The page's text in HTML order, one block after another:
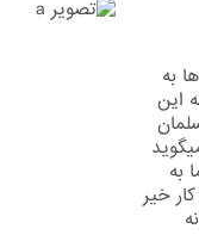
به
این
به
خیر